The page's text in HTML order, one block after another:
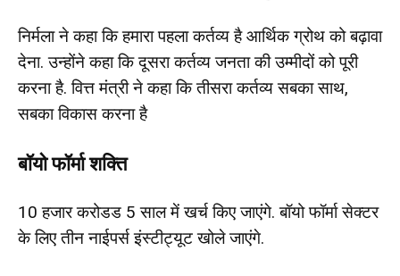
निर्मला ने कहा कि हमारा पहला कर्तव्य है आर्थिक ग्रोथ को बढ़ावा
देना. उन्होंने कहा कि दूसरा कर्तव्य जनता की उम्मीदों को पूरी
करना है. वित्त मंत्री ने कहा कि तीसरा कर्तव्य सबका साथ,
सबका विकास करना है
बॉयो फॉर्मा शक्ति
10 हजार करोडड 5 साल में खर्च किए जाएंगे. बॉयो फॉर्मा सेक्टर
के लिए तीन नाईपर्स इंस्टीट्यूट खोले जाएंगे.